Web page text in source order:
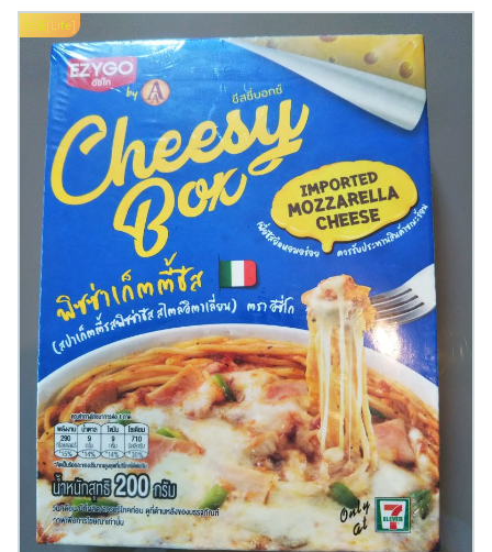
生活[Life]